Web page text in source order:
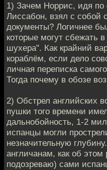
1) Зачем Норрис, идя
Лиссабон, взял с собой
документы? Логичнее
которые могут сбежать
шухера". Как крайний
кораблём, если дело
личная переписка
Тогда почему в обозе
2) Обстрел английских
пушки того времени
дальнобойность, 1-2
испанцы могли
незначительную
англичанам, как об этом
подозреваю) сами